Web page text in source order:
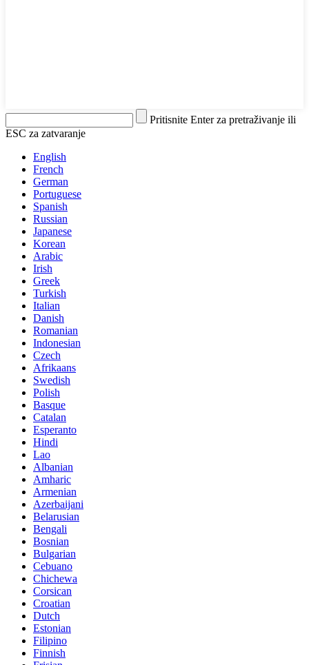
Pritisnite Enter za pretraživanje ili
ESC za zatvaranje
English
French
German
Portuguese
Spanish
Russian
Japanese
Korean
Arabic
Irish
Greek
Turkish
Italian
Danish
Romanian
Indonesian
Czech
Afrikaans
Swedish
Polish
Basque
Catalan
Esperanto
Hindi
Lao
Albanian
Amharic
Armenian
Azerbaijani
Belarusian
Bengali
Bosnian
Bulgarian
Cebuano
Chichewa
Corsican
Croatian
Dutch
Estonian
Filipino
Finnish